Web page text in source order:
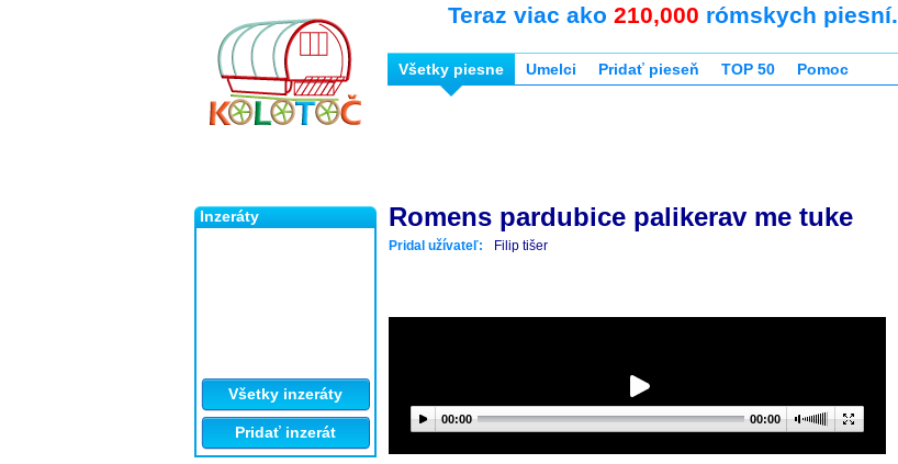
Inzeráty
Všetky inzeráty
Pridať inzerát
Teraz viac ako 210,000 rómskych piesní.
Všetky piesne Umelci Pridať pieseň TOP 50 Pomoc
Romens pardubice palikerav me tuke
Pridal užívateľ: Filip tišer
00:00 00:00